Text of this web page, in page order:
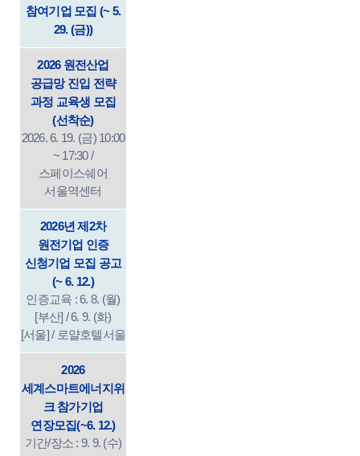
참여기업 모집 (~ 5.
29. (금))
2026 원전산업
공급망 진입 전략
과정 교육생 모집
(선착순)
2026. 6. 19. (금) 10:00
~ 17:30 /
스페이스쉐어
서울역센터
2026년 제2차
원전기업 인증
신청기업 모집 공고
(~ 6. 12.)
인증교육 : 6. 8. (월)
[부산] / 6. 9. (화)
[서울] / 로얄호텔서울
2026
세계스마트에너지위
크 참가기업
연장모집(~6. 12.)
기간/장소 : 9. 9. (수)